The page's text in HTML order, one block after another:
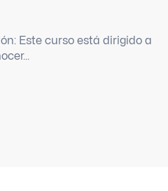
Este curso está dirigido a